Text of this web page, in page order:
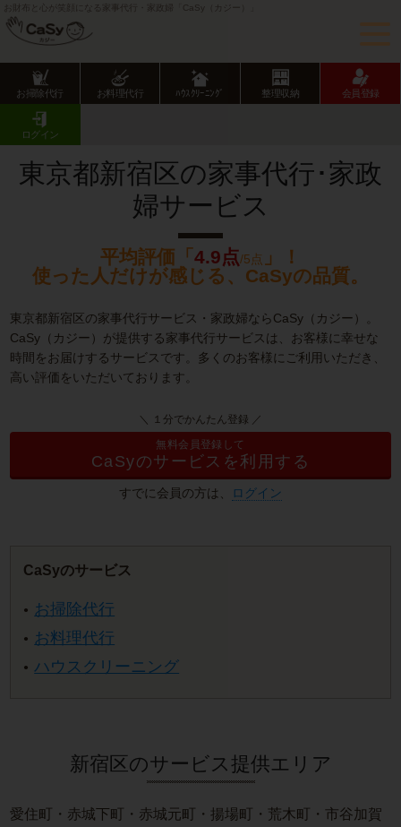
お財布と心が笑顔になる家事代行・家政婦「CaSy（カジー）」
お掃除代行 お料理代行 ﾊｳｽｸﾘｰﾆﾝｸﾞ 整理収納 会員登録
ログイン
CaSy TOP
新宿区の家事代行･家政婦サービス
東京都新宿区の家事代行･家政
婦サービス
平均評価「 4.9点/5点
」！
使った人だけが感じる、CaSyの品質。
東京都新宿区の家事代行サービス・家政婦ならCaSy（カジー）。
CaSy（カジー）が提供する家事代行サービスは、お客様に幸せな
時間をお届けするサービスです。多くのお客様にご利用いただき、
高い評価をいただいております。
＼ １分でかんたん登録 ／
無料会員登録して
CaSyのサービスを利用する
すでに会員の方は、 ログイン
CaSyのサービス
お掃除代行
お料理代行
ハウスクリーニング
新宿区のサービス提供エリア
愛住町・赤城下町・赤城元町・揚場町・荒木町・市谷加賀